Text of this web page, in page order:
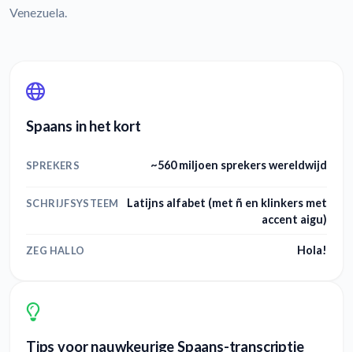
Venezuela.
Spaans in het kort
SPREKERS ~560 miljoen sprekers wereldwijd
SCHRIJFSYSTEEM
Latijns alfabet (met ñ en klinkers met
accent aigu)
ZEG HALLO Hola!
Tips voor nauwkeurige Spaans-transcriptie